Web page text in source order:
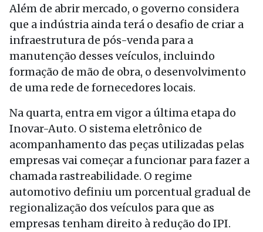
Além de abrir mercado, o governo considera
que a indústria ainda terá o desafio de criar a
infraestrutura de pós-venda para a
manutenção desses veículos, incluindo
formação de mão de obra, o desenvolvimento
de uma rede de fornecedores locais.
Na quarta, entra em vigor a última etapa do
Inovar-Auto. O sistema eletrônico de
acompanhamento das peças utilizadas pelas
empresas vai começar a funcionar para fazer a
chamada rastreabilidade. O regime
automotivo definiu um porcentual gradual de
regionalização dos veículos para que as
empresas tenham direito à redução do IPI.